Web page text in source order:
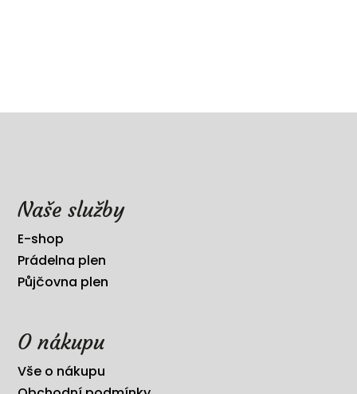
Naše služby
E-shop
Prádelna plen
Půjčovna plen
O nákupu
Vše o nákupu